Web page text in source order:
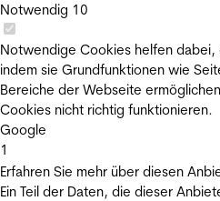
Notwendig 10
Notwendige Cookies helfen
indem sie Grundfunktionen wie
Bereiche der Webseite
Cookies nicht richtig funktionieren.
Google
1
Erfahren Sie mehr über diesen
Ein Teil der Daten, die dieser